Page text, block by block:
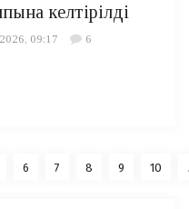
келтірілді
09:17 6
6 7 8 9 10